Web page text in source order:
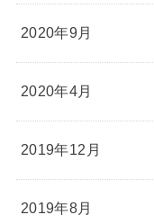
2020年9月
2020年4月
2019年12月
2019年8月